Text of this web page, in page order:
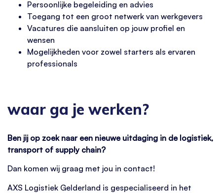
Persoonlijke begeleiding en advies
Toegang tot een groot netwerk van werkgevers
Vacatures die aansluiten op jouw profiel en
wensen
Mogelijkheden voor zowel starters als ervaren
professionals
waar ga je werken?
Ben jij op zoek naar een nieuwe uitdaging in de logistiek,
transport of supply chain?
Dan komen wij graag met jou in contact!
AXS Logistiek Gelderland is gespecialiseerd in het